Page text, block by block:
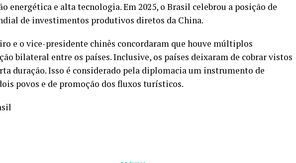
energética e alta tecnologia. Em 2025, o Brasil celebrou a posição de
de investimentos produtivos diretos da China.
e o vice-presidente chinês concordaram que houve múltiplos
bilateral entre os países. Inclusive, os países deixaram de cobrar vistos
duração. Isso é considerado pela diplomacia um instrumento de
povos e de promoção dos fluxos turísticos.